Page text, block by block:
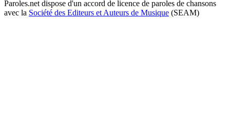
Paroles.net dispose d'un accord de licence de paroles de chansons
avec la Société des Editeurs et Auteurs de Musique (SEAM)